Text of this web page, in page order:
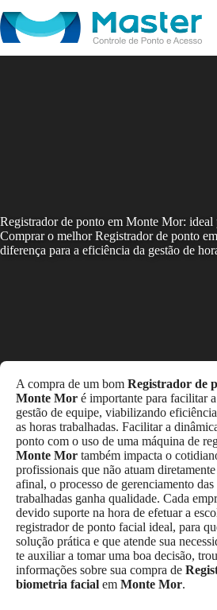
to
content
Registrador de ponto em Monte Mor: ideal
Comprar o melhor Registrador de ponto
diferença para a eficiência da gestão de
A compra de um bom Registrador de
Monte Mor é importante para facilitar
gestão de equipe, viabilizando
as horas trabalhadas. Facilitar a
ponto com o uso de uma máquina de
Monte Mor também impacta o
profissionais que não atuam diretamente
afinal, o processo de gerenciamento das
trabalhadas ganha qualidade. Cada
devido suporte na hora de efetuar a
registrador de ponto facial ideal, para
solução prática e que atende sua
te auxiliar a tomar uma boa decisão,
informações sobre sua compra de
biometria facial em Monte Mor.